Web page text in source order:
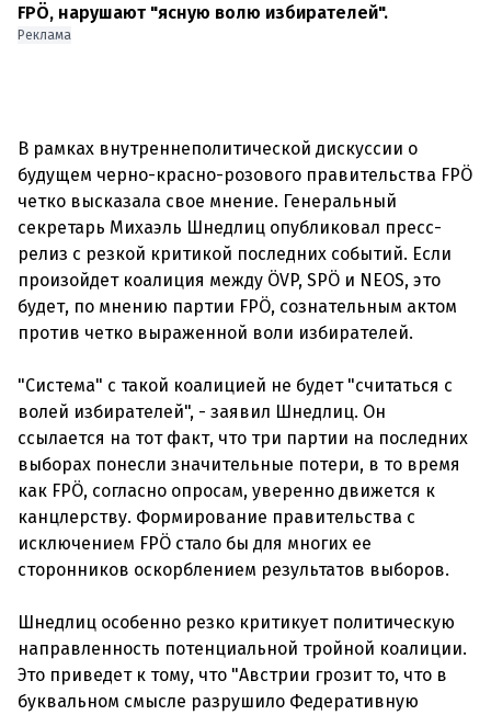
FPÖ, нарушают "ясную волю избирателей".
Реклама
В рамках внутреннеполитической дискуссии о
будущем черно-красно-розового правительства FPÖ
четко высказала свое мнение. Генеральный
секретарь Михаэль Шнедлиц опубликовал пресс-
релиз с резкой критикой последних событий. Если
произойдет коалиция между ÖVP, SPÖ и NEOS, это
будет, по мнению партии FPÖ, сознательным актом
против четко выраженной воли избирателей.
"Система" с такой коалицией не будет "считаться с
волей избирателей", - заявил Шнедлиц. Он
ссылается на тот факт, что три партии на последних
выборах понесли значительные потери, в то время
как FPÖ, согласно опросам, уверенно движется к
канцлерству. Формирование правительства с
исключением FPÖ стало бы для многих ее
сторонников оскорблением результатов выборов.
Шнедлиц особенно резко критикует политическую
направленность потенциальной тройной коалиции.
Это приведет к тому, что "Австрии грозит то, что в
буквальном смысле разрушило Федеративную